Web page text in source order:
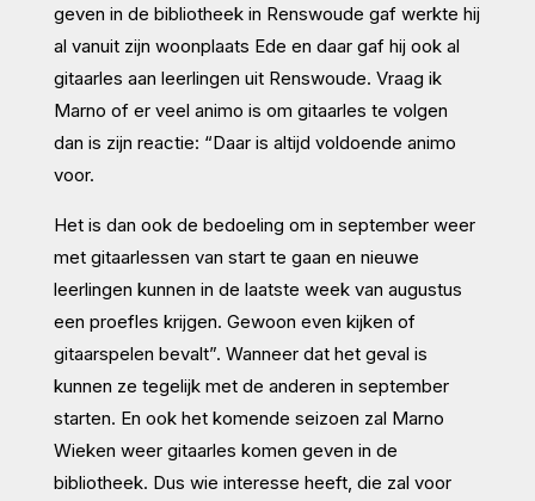
geven in de bibliotheek in Renswoude gaf werkte hij
al vanuit zijn woonplaats Ede en daar gaf hij ook al
gitaarles aan leerlingen uit Renswoude. Vraag ik
Marno of er veel animo is om gitaarles te volgen
dan is zijn reactie: “Daar is altijd voldoende animo
voor.
Het is dan ook de bedoeling om in september weer
met gitaarlessen van start te gaan en nieuwe
leerlingen kunnen in de laatste week van augustus
een proefles krijgen. Gewoon even kijken of
gitaarspelen bevalt”. Wanneer dat het geval is
kunnen ze tegelijk met de anderen in september
starten. En ook het komende seizoen zal Marno
Wieken weer gitaarles komen geven in de
bibliotheek. Dus wie interesse heeft, die zal voor